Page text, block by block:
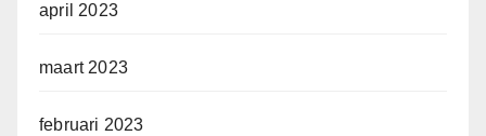
april 2023
maart 2023
februari 2023